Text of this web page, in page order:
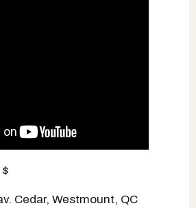
Cedar, Westmount, QC